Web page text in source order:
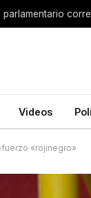
parlamentario
Videos
«rojinegro»